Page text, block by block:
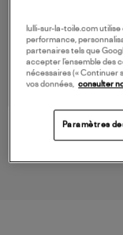
SEBAGO
Mocassins Classic Joe
lulli-sur-la-toile.com
performance,
partenaires tels que
accepter l’ensemble des
nécessaires (« Continuer
vos données,
consulter
Paramètres